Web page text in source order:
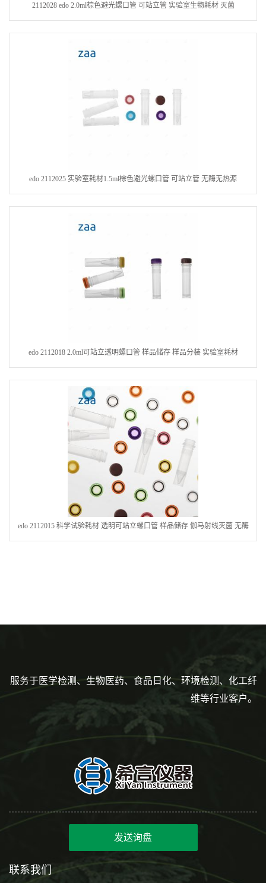
2112028 edo 2.0ml棕色避光螺口管 可站立管 实验室生物耗材 灭菌
edo 2112025 实验室耗材1.5ml棕色避光螺口管 可站立管 无酶无热源
edo 2112018 2.0ml可站立透明螺口管 样品储存 样品分装 实验室耗材
edo 2112015 科学试验耗材 透明可站立螺口管 样品储存 伽马射线灭菌 无酶
无热源
服务于医学检测、生物医药、食品日化、环境检测、化工纤
维等行业客户。
发送询盘
联系我们